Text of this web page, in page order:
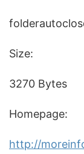
Size:
3270 Bytes
Homepage:
http://